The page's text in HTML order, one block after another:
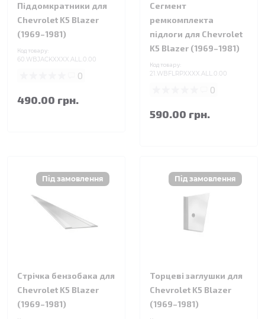
Піддомкратники для
Chevrolet K5 Blazer
(1969–1981)
Код товару:
60.WBJACKXXXX.ALL.0.00
0
490.00 грн.
Сегмент
ремкомплекта
підлоги для Chevrolet
K5 Blazer (1969–1981)
Код товару:
21.WBFLRPXXXX.ALL.0.00
0
590.00 грн.
Стрічка бензобака для
Chevrolet K5 Blazer
(1969–1981)
Торцеві заглушки для
Chevrolet K5 Blazer
(1969–1981)